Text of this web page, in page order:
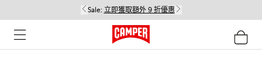
Sale: 立即獲取額外 9 折優惠